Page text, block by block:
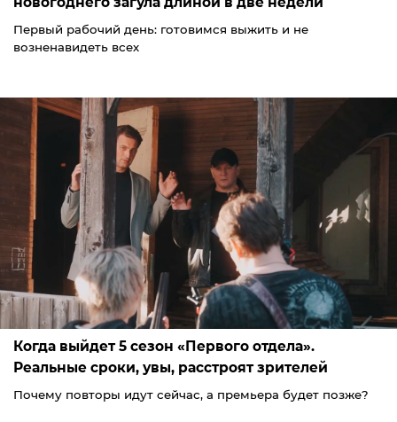
Первый рабочий день: готовимся выжить и не
возненавидеть всех
Когда выйдет 5 сезон «Первого отдела».
Реальные сроки, увы, расстроят зрителей
Почему повторы идут сейчас, а премьера будет позже?